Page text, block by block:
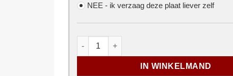
NEE - ik verzaag deze plaat liever zelf
Vochtwerende Multiplex met primerlaag
IN WINKELMAND